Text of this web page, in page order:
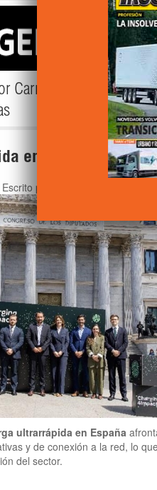
Carretera - Camión
en España:
Escrito por
ultrarrápida en España
y de conexión a la red, lo
del sector.